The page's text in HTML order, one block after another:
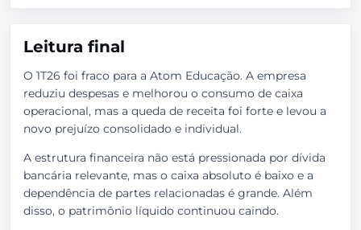
Leitura final
O 1T26 foi fraco para a Atom Educação. A empresa
reduziu despesas e melhorou o consumo de caixa
operacional, mas a queda de receita foi forte e levou a
novo prejuízo consolidado e individual.
A estrutura financeira não está pressionada por dívida
bancária relevante, mas o caixa absoluto é baixo e a
dependência de partes relacionadas é grande. Além
disso, o patrimônio líquido continuou caindo.